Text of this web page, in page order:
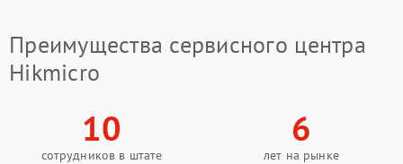
Преимущества сервисного центра
Hikmicro
10
сотрудников в штате
6
лет на рынке